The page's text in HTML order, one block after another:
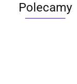
Polecamy